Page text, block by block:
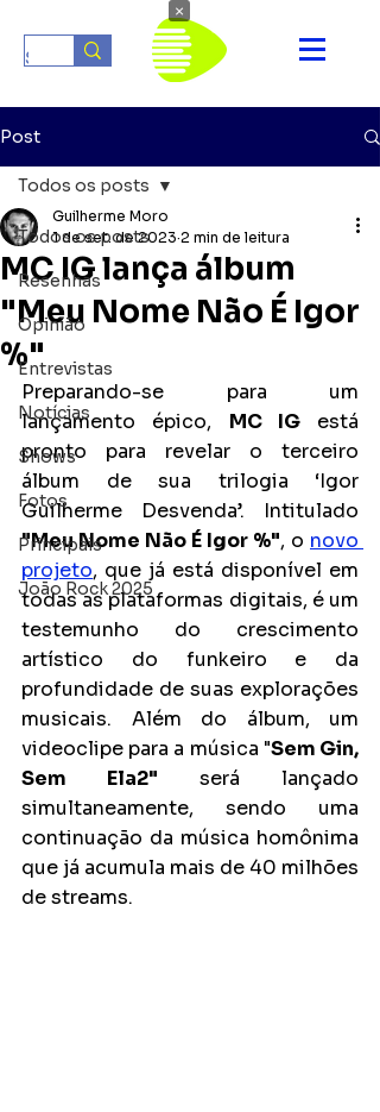
Post
Todos os posts
Resenhas
Opinião
Entrevistas
Notícias
Shows
Fotos
Principais
João Rock 2025
Todos os posts
MC IG lança álbum
"Meu Nome Não É Igor
%"
Guilherme Moro
1 de set. de 2023 2 min de leitura
Preparando-se para um
lançamento épico, MC IG está
pronto para revelar o terceiro
álbum de sua trilogia ‘Igor
"Meu Nome Não É Igor %", o novo
projeto, que já está disponível em
todas as plataformas digitais, é um
testemunho do crescimento
artístico do funkeiro e da
profundidade de suas explorações
musicais. Além do álbum, um
videoclipe para a música "Sem Gin,
Sem Ela2" será lançado
simultaneamente, sendo uma
continuação da música homônima
que já acumula mais de 40 milhões
de streams.
×